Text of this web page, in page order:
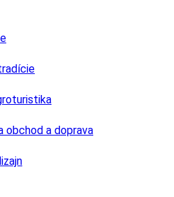
obchod a doprava